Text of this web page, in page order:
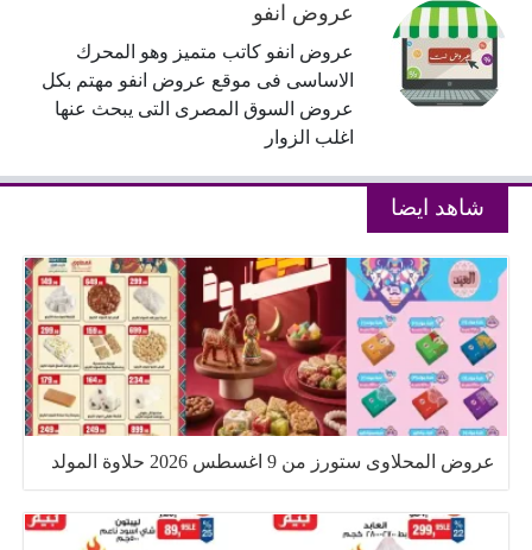
عروض انفو
عروض انفو كاتب متميز وهو المحرك
الاساسى فى موقع عروض انفو مهتم بكل
عروض السوق المصرى التى يبحث عنها
اغلب الزوار
شاهد ايضا
عروض المحلاوى ستورز من 9 اغسطس 2026 حلاوة المولد